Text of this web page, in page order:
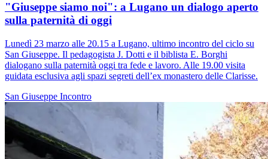
"Giuseppe siamo noi": a Lugano un dialogo aperto
sulla paternità di oggi
Lunedì 23 marzo alle 20.15 a Lugano, ultimo incontro del ciclo su
San Giuseppe. Il pedagogista J. Dotti e il biblista E. Borghi
dialogano sulla paternità oggi tra fede e lavoro. Alle 19.00 visita
guidata esclusiva agli spazi segreti dell’ex monastero delle Clarisse.
San Giuseppe Incontro